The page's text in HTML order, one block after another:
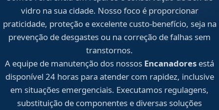
vidro na sua cidade. Nosso foco é proporcionar
praticidade, proteção e excelente custo-benefício, seja na
prevenção de desgastes ou na correção de falhas sem
transtornos.
A equipe de manutenção dos nossos Encanadores está
disponível 24 horas para atender com rapidez, inclusive
em situações emergenciais. Executamos regulagens,
substituição de componentes e diversas soluções